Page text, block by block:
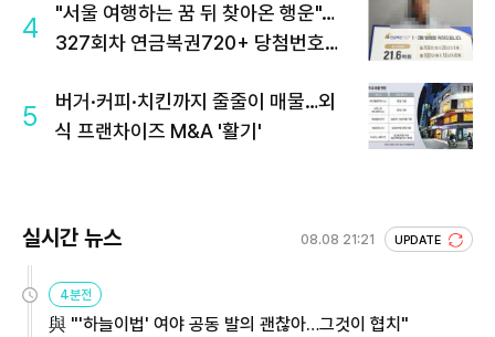
4
"서울 여행하는 꿈 뒤 찾아온 행운"…
327회차 연금복권720+ 당첨번호조
5
버거·커피·치킨까지 줄줄이 매물…외
식 프랜차이즈 M&A '활기'
실시간 뉴스 08.08 21:21 UPDATE
4분전
與 "'하늘이법' 여야 공동 발의 괜찮아…그것이 협치"